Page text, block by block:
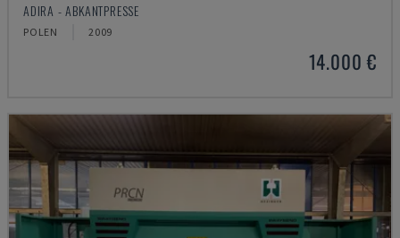
ADIRA - ABKANTPRESSE
POLEN 2009
14.000 €